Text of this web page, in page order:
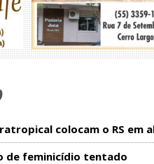
colocam o RS em
de feminicídio tentado